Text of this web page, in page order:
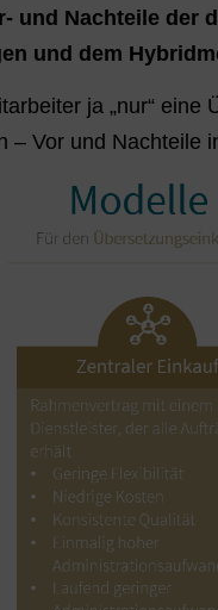
und Nachteile der
und dem
ja „nur“ eine
– Vor und Nachteile